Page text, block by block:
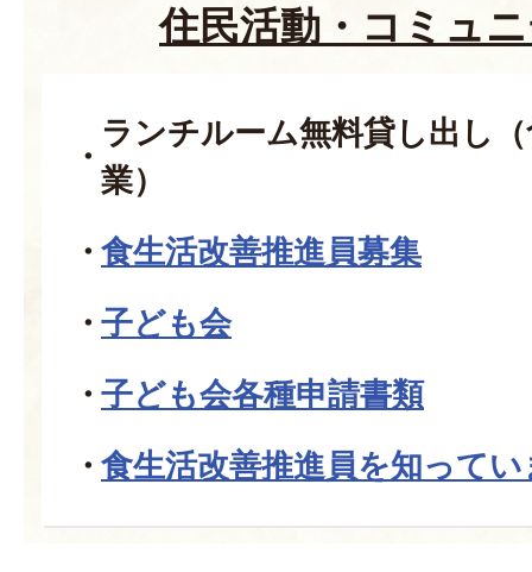
住民活動・コミュ
ランチルーム無料貸し出し
業）
食生活改善推進員募集
子ども会
子ども会各種申請書類
食生活改善推進員を知って